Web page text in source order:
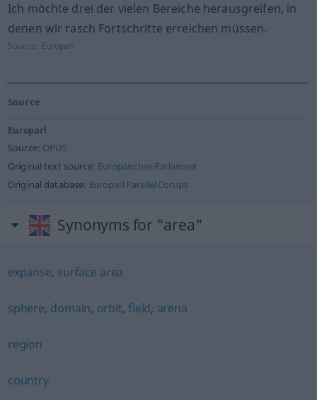
Ich möchte drei der vielen Bereiche herausgreifen, in
denen wir rasch Fortschritte erreichen müssen.
Source: Europarl
Source
Europarl
Source: OPUS
Original text source: Europäisches Parlament
Original database: Europarl Parallel Corups
Synonyms for "area"
expanse, surface area
sphere, domain, orbit,field, arena
region
country